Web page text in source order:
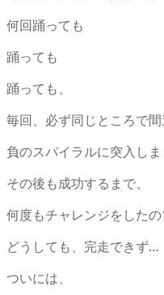
何回踊っても
踊っても
踊っても、
毎回、必ず同じところで間
負のスパイラルに突入しま
その後も成功するまで、
何度もチャレンジをしたの
どうしても、完走できず…
ついには、